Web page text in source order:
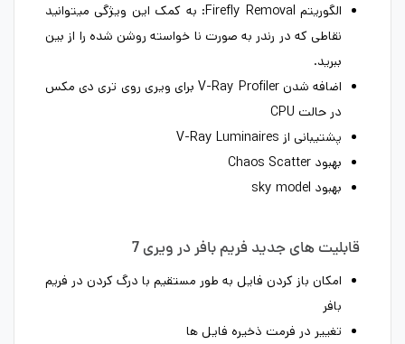
الگوریتم Firefly Removal: به کمک این ویژگی میتوانید
نقاطی که در رندر به صورت نا خواسته روشن شده را از بین
ببرید.
اضافه شدن V-Ray Profiler برای ویری روی تری دی مکس
در حالت CPU
پشتیبانی از V-Ray Luminaires
بهبود Chaos Scatter
بهبود sky model
قابلیت های جدید فریم بافر در ویری 7
امکان باز کردن فایل به طور مستقیم با درگ کردن در فریم
بافر
تغییر در فرمت ذخیره فایل ها